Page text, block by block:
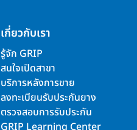
เกี่ยวกับเรา
รู้จัก GRIP
สนใจเปิดสาขา
บริการหลังการขาย
ลงทะเบียนรับประกันยาง
ตรวจสอบการรับประกัน
GRIP Learning Center